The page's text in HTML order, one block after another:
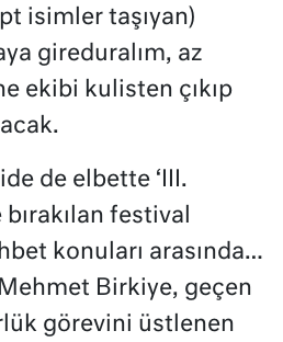
isimler taşıyan)
gireduralım, az
ekibi kulisten çıkıp
de elbette ‘III.
festival
konuları arasında…
Birkiye, geçen
görevini üstlenen